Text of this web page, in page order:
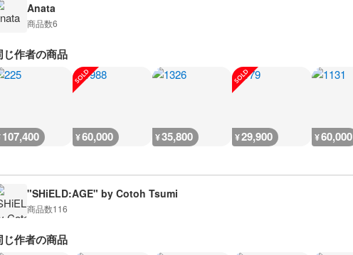
Anata
商品数6
じ作者の商品
107,400 ¥60,000 ¥35,800 ¥29,900 ¥60,000
"SHiELD:AGE" by Cotoh Tsumi
商品数116
じ作者の商品